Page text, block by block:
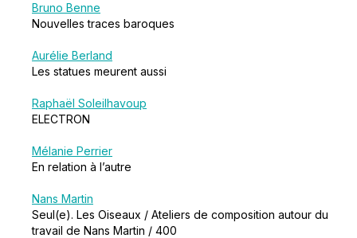
Bruno Benne
Nouvelles traces baroques
Aurélie Berland
Les statues meurent aussi
Raphaël Soleilhavoup
ELECTRON
Mélanie Perrier
En relation à l’autre
Nans Martin
Seul(e). Les Oiseaux / Ateliers de composition autour du
travail de Nans Martin / 400